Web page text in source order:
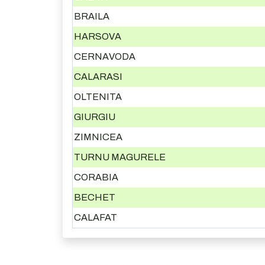
BRAILA
HARSOVA
CERNAVODA
CALARASI
OLTENITA
GIURGIU
ZIMNICEA
TURNU MAGURELE
CORABIA
BECHET
CALAFAT